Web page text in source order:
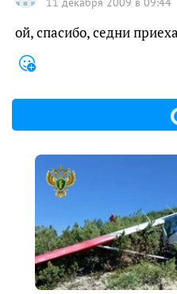
ой, спасибо, седни